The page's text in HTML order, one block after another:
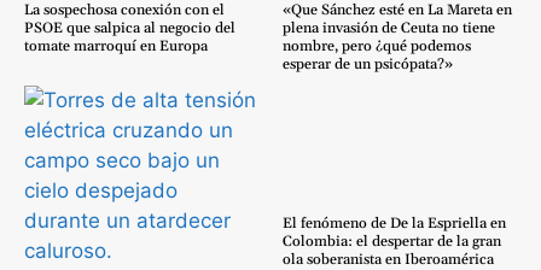
La sospechosa conexión con el
PSOE que salpica al negocio del
tomate marroquí en Europa
«Que Sánchez esté en La Mareta en
plena invasión de Ceuta no tiene
nombre, pero ¿qué podemos
esperar de un psicópata?»
El fenómeno de De la Espriella en
Colombia: el despertar de la gran
ola soberanista en Iberoamérica